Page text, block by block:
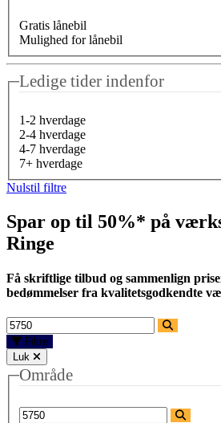
Gratis lånebil
Mulighed for lånebil
Ledige tider indenfor
1-2 hverdage
2-4 hverdage
4-7 hverdage
7+ hverdage
Nulstil filtre
Spar op til 50%* på
Ringe
Få skriftlige tilbud og sammenlign
bedømmelser fra kvalitetsgodkendte
Filtre
Luk
Område